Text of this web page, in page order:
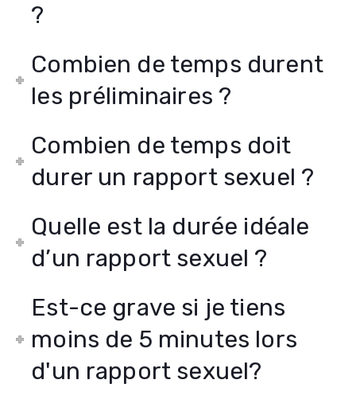
?
Combien de temps durent
les préliminaires ?
Combien de temps doit
durer un rapport sexuel ?
Quelle est la durée idéale
d’un rapport sexuel ?
Est-ce grave si je tiens
moins de 5 minutes lors
d'un rapport sexuel?